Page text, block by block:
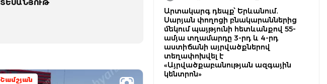
ՏԵՍԱՆՅՈՒԹ
Շամշյան
Արտակարգ դեպք՝ Երևանում․
Սարյան փողոցի բնակարաններից
մեկում պայթյունի հետևանքով 55-
ամյա տղամարդը 3-րդ և 4-րդ
աստիճանի այրվածքներով
տեղափոխվել է
«Այրվածքաբանության ազգային
կենտրոն»